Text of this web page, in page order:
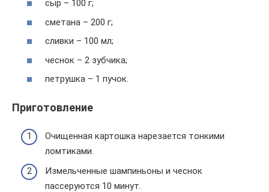
сыр – 100 г;
сметана – 200 г;
сливки – 100 мл;
чеснок – 2 зубчика;
петрушка – 1 пучок.
Приготовление
Очищенная картошка нарезается тонкими
ломтиками.
Измельченные шампиньоны и чеснок
пассеруются 10 минут.